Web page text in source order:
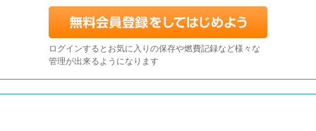
ログインするとお気に入りの保存や燃費記録など様々な
管理が出来るようになります